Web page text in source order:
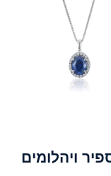
ויהלומים